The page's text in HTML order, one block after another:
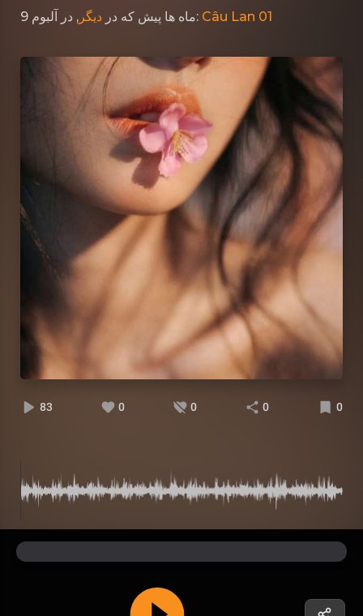
9 ماه ها پیش که در دیگر , در آلبوم: Câu Lan 01
83 0 0 0 0